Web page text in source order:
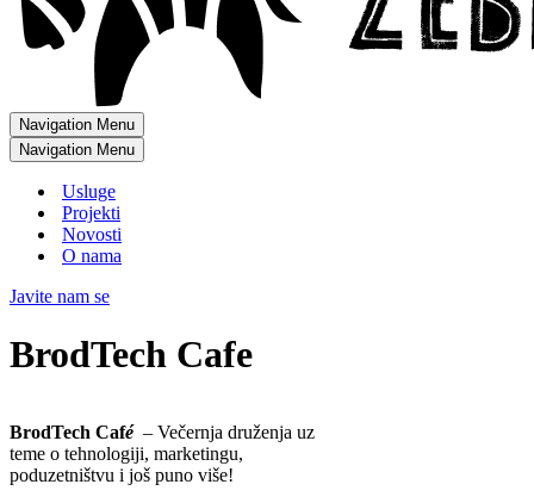
Navigation Menu
Navigation Menu
Usluge
Projekti
Novosti
O nama
Javite nam se
BrodTech Cafe
BrodTech Café– Večernja druženja uz
teme o tehnologiji, marketingu,
poduzetništvu i još puno više!